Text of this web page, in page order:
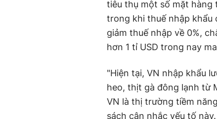
tiêu thụ một số mặt hàng
trong khi thuế nhập khẩu
giảm thuế nhập về 0%,
hơn 1 tỉ USD trong nay
"Hiện tại, VN nhập khẩu
heo, thịt gà đông lạnh từ
VN là thị trường tiềm
sách cân nhắc yếu tố